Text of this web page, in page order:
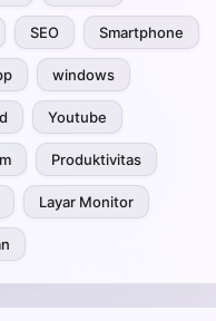
SEO Smartphone
windows
Youtube
Produktivitas
Layar Monitor